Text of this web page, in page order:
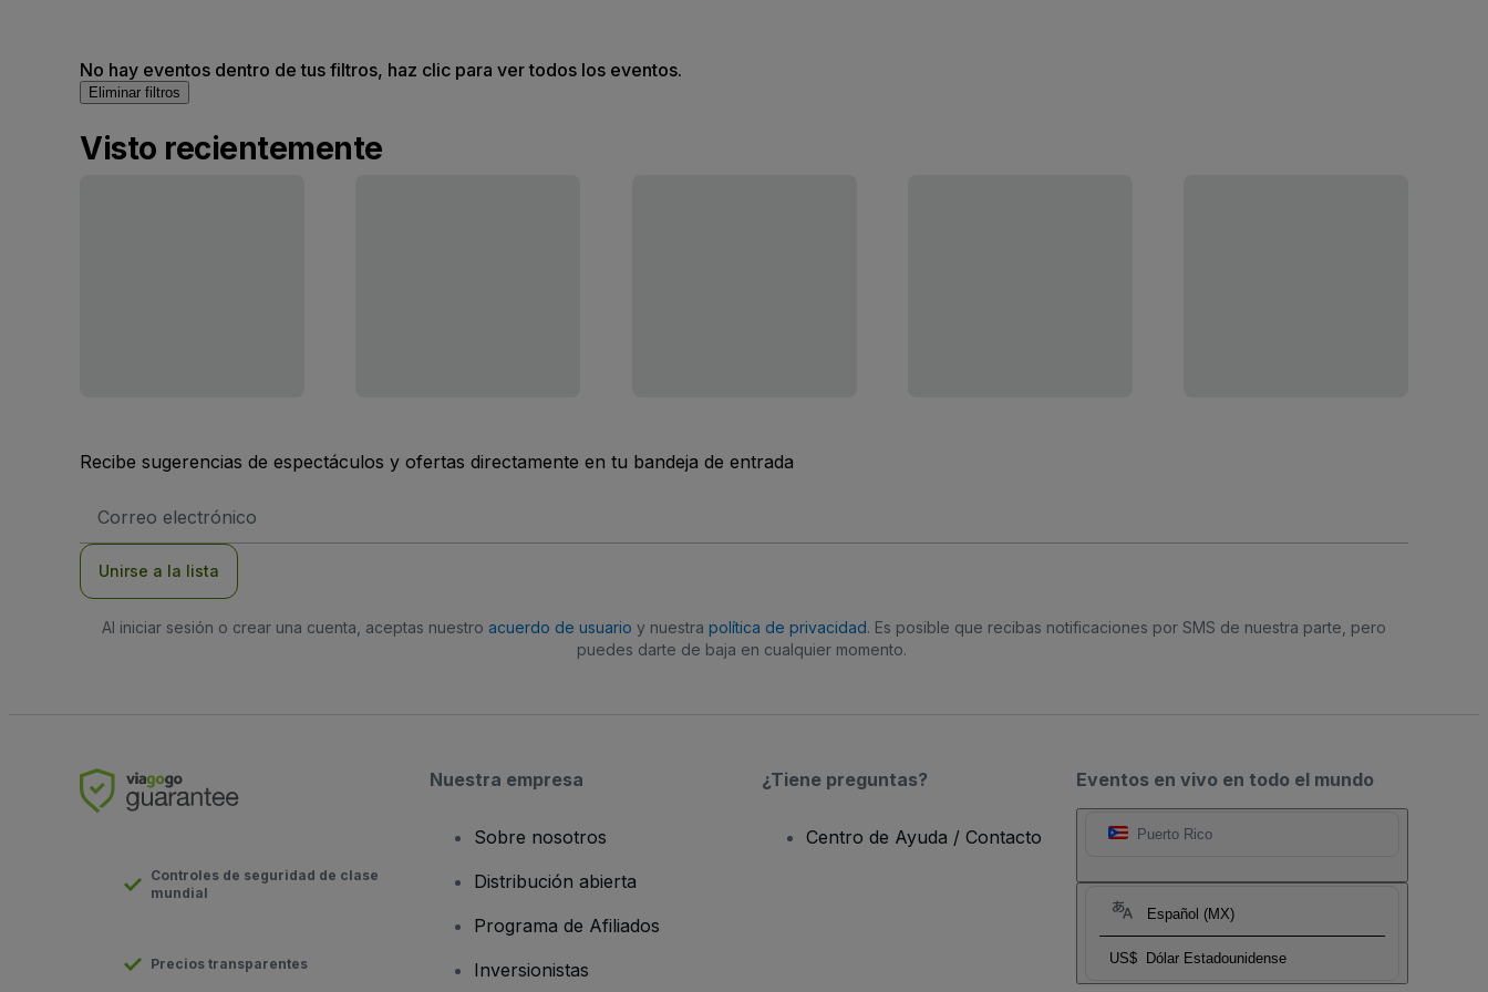
No hay eventos dentro de tus filtros, haz clic para ver todos los eventos.
Eliminar filtros
Visto recientemente
Recibe sugerencias de espectáculos y ofertas directamente en tu bandeja de entrada
de
Unirse a la lista
Al iniciar sesión o crear una cuenta, aceptas nuestro acuerdo de usuario y nuestra política de privacidad. Es posible que recibas notificaciones por SMS de nuestra parte, pero
puedes darte de baja en cualquier momento.
Eventos en vivo en todo el mundo
Puerto Rico
Español (MX)
US$ Dólar Estadounidense
Controles de seguridad de clase
mundial
Precios transparentes
Nuestra empresa
Sobre nosotros
Distribución abierta
Programa de Afiliados
Inversionistas
¿Tiene preguntas?
Centro de Ayuda / Contacto